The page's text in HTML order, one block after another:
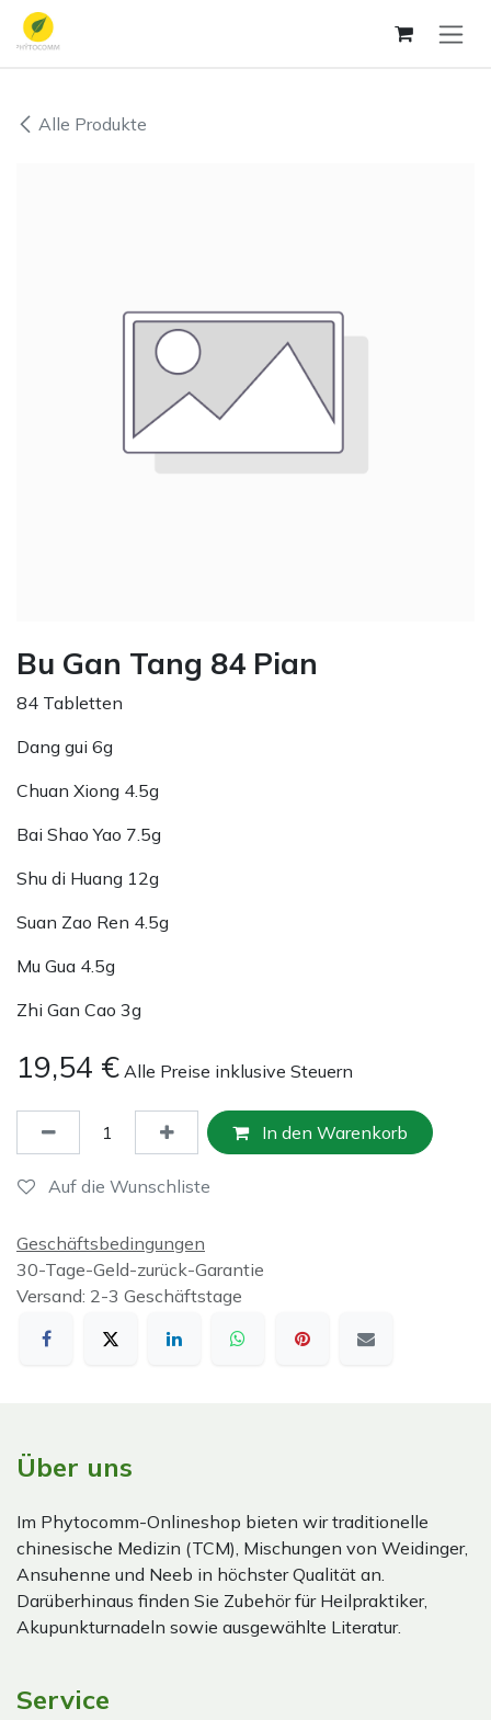
Zum Inhalt springen
Alle Produkte
Bu Gan Tang 84 Pian
84 Tabletten
Dang gui 6g
Chuan Xiong 4.5g
Bai Shao Yao 7.5g
Shu di Huang 12g
Suan Zao Ren 4.5g
Mu Gua 4.5g
Zhi Gan Cao 3g
19,54 € Alle Preise inklusive Steuern
In den Warenkorb
Auf die Wunschliste
Geschäftsbedingungen
30-Tage-Geld-zurück-Garantie
Versand: 2-3 Geschäftstage
Über uns
Im Phytocomm-Onlineshop bieten wir traditionelle
chinesische Medizin (TCM), Mischungen von Weidinger,
Ansuhenne und Neeb in höchster Qualität an.
Darüberhinaus finden Sie Zubehör für Heilpraktiker,
Akupunkturnadeln sowie ausgewählte Literatur.
Service